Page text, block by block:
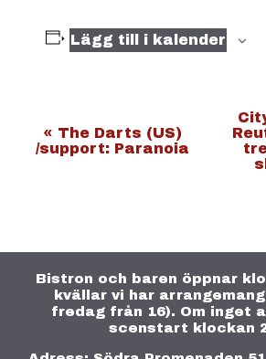
Lägg till i kalender
v
m
a
-
« The Darts (US)
/support: Paranoia
Bistron och baren öppnar
kvällar vi har
fredag från 16). Om inget
scenstart klockan